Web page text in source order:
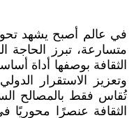
في عالم أصبح يشهد
متسارعة، تبرز الحاجة
الثقافة بوصفها أداة
وتعزيز الاستقرار
تُقاس فقط بالمصالح
الثقافة عنصرًا محوريًا